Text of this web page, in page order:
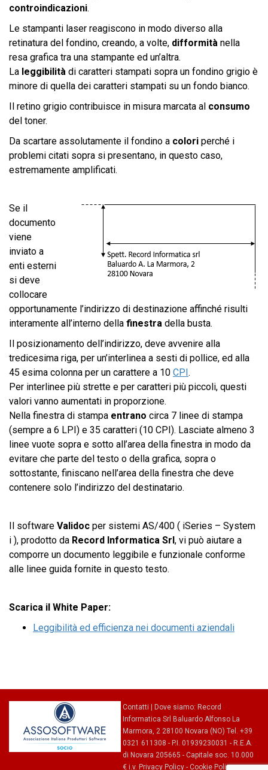
controindicazioni.
Le stampanti laser reagiscono in modo diverso alla
retinatura del fondino, creando, a volte, difformità nella
resa grafica tra una stampante ed un’altra.
La leggibilità di caratteri stampati sopra un fondino grigio è
minore di quella dei caratteri stampati su un fondo bianco.
Il retino grigio contribuisce in misura marcata al consumo
del toner.
Da scartare assolutamente il fondino a colori perché i
problemi citati sopra si presentano, in questo caso,
estremamente amplificati.
Se il
documento
viene
inviato a
enti esterni
si deve
collocare
opportunamente l’indirizzo di destinazione affinché risulti
interamente all’interno della finestra della busta.
Il posizionamento dell’indirizzo, deve avvenire alla
tredicesima riga, per un’interlinea a sesti di pollice, ed alla
45 esima colonna per un carattere a 10 CPI.
Per interlinee più strette e per caratteri più piccoli, questi
valori vanno aumentati in proporzione.
Nella finestra di stampa entrano circa 7 linee di stampa
(sempre a 6 LPI) e 35 caratteri (10 CPI). Lasciate almeno 3
linee vuote sopra e sotto all’area della finestra in modo da
evitare che parte del testo o della grafica, sopra o
sottostante, finiscano nell’area della finestra che deve
contenere solo l’indirizzo del destinatario.
Il software Validoc per sistemi AS/400 ( iSeries – System
i ), prodotto da Record Informatica Srl, vi può aiutare a
comporre un documento leggibile e funzionale conforme
alle linee guida fornite in questo testo.
Scarica il White Paper:
Leggibilità ed efficienza nei documenti aziendali
Contatti Dove siamo: Record
Informatica Srl Baluardo Alfonso La
Marmora, 2 28100 Novara (NO) Tel. +39
0321 611308 - P.I. 01939230031 - R.E.A.
di Novara 205665 - Capitale soc. 10.000
€ i.v. Privacy Policy - Cookie Policy